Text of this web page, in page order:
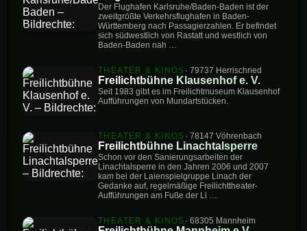
Der Flughafen Karlsruhe/Baden-Baden ist der
zweitgrößte Verkehrsflughafen in Baden-
Württemberg nach Passagierzahlen. Er befindet
sich südwestlich von Rastatt und westlich von
Baden-Baden nah …
THEATER & KINOS · 79737 Herrischried
Freilichtbühne Klausenhof e. V.
Seit 1983 gibt es im Freilichtmuseum Klausenhof
Aufführungen von Mundartstücken.
THEATER & KINOS · 78147 Vöhrenbach
Freilichtbühne Linachtalsperre
Schon vor den Sanierungsarbeiten der
Linachtalsperre in den Jahren 2006 und 2007
kam bei der Laienspielgruppe Linach der
Gedanke auf, regelmäßige Freilichttheater-
Aufführungen am Fuße der Li …
THEATER & KINOS · 68305 Mannheim